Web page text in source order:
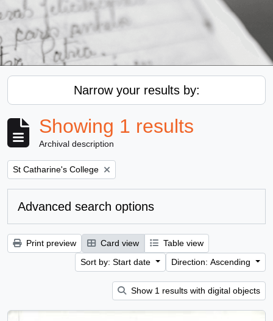
Narrow your results by:
Showing 1 results
Archival description
Remove filter:
St Catharine's College
Advanced search options
Print preview Card view
Table view
Sort by: Start date
Direction: Ascending
Show 1 results with digital objects